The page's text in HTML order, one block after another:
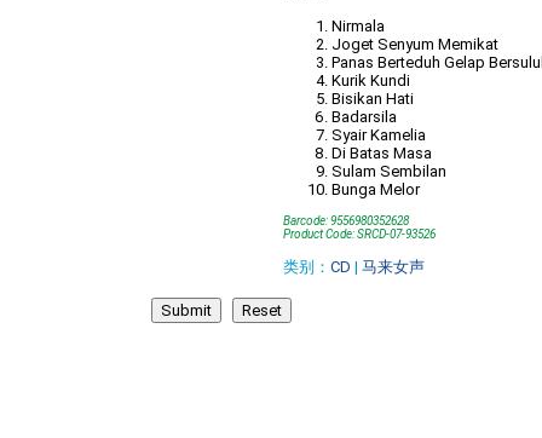
Nirmala
Joget Senyum Memikat
Panas Berteduh Gelap
Kurik Kundi
Bisikan Hati
Badarsila
Syair Kamelia
Di Batas Masa
Sulam Sembilan
Bunga Melor
Barcode: 9556980352628
Product Code: SRCD-07-93526
类别： CD | 马来女声